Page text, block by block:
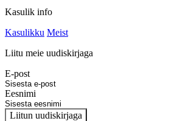
Kasulik info
Kasulikku Meist
Liitu meie uudiskirjaga
E-post
Eesnimi
Liitun uudiskirjaga